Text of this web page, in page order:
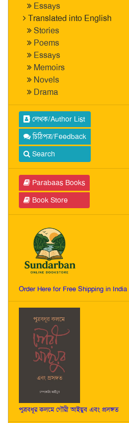
Essays
Translated into English
Stories
Poems
Essays
Memoirs
Novels
Drama
লেখক/Author List
চিঠিপত্র/Feedback
Search
Parabaas Books
Book Store
Order Here for Free Shipping in India
পুত্রবধূর কলমে গৌরী আইয়ুব এবং প্রসঙ্গত